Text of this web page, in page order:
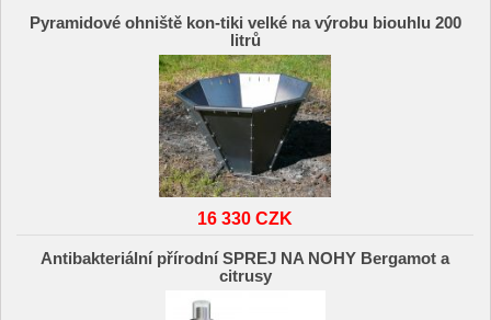
Pyramidové ohniště kon-tiki velké na výrobu biouhlu 200
litrů
16 330 CZK
Antibakteriální přírodní SPREJ NA NOHY Bergamot a
citrusy